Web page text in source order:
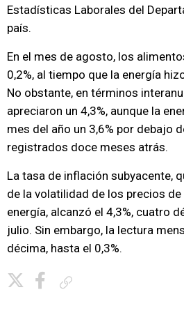
Estadísticas Laborales del
país.
En el mes de agosto, los
0,2%, al tiempo que la energía
No obstante, en términos
apreciaron un 4,3%, aunque la
mes del año un 3,6% por debajo
registrados doce meses atrás.
La tasa de inflación subyacente,
de la volatilidad de los precios
energía, alcanzó el 4,3%, cuatro
julio. Sin embargo, la lectura
décima, hasta el 0,3%.